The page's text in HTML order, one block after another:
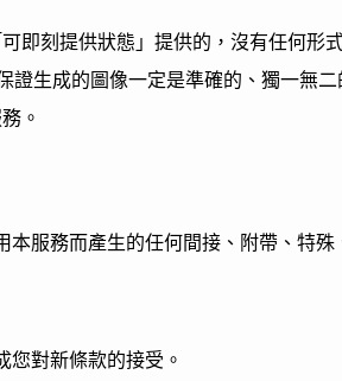
即刻提供狀態」提供的，沒有任何形
證生成的圖像一定是準確的、獨一無
。
本服務而產生的任何間接、附帶、特
您對新條款的接受。